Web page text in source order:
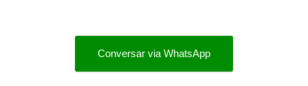
Conversar via WhatsApp